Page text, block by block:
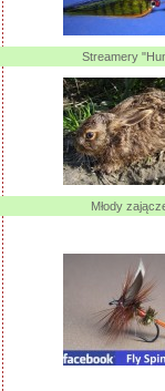
Streamery
Młody